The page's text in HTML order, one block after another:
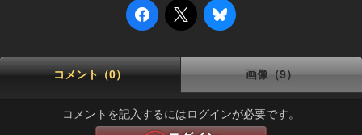
コメント（0） 画像（9）
コメントを記入するにはログインが必要です。